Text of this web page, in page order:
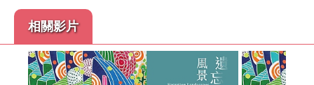
【語音導覽】遺忘的風景-曾雍甯個展-松
雲05(華語)
影片時間 00:01:27
相關影片